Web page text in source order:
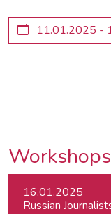
16.01.2025
Russian